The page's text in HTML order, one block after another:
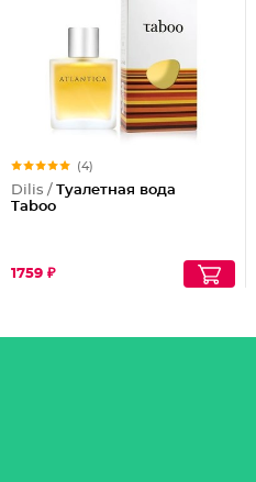
(4)
Dilis / Туалетная вода
Taboo
1759 ₽